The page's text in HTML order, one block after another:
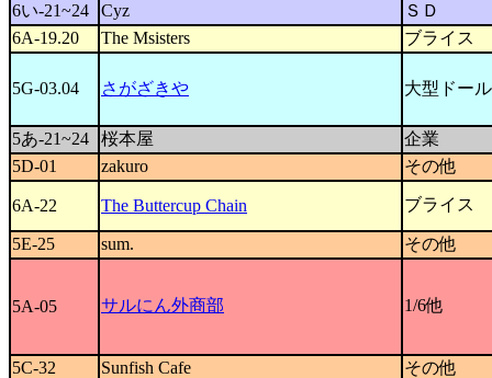
6い-21~24 Cyz
ＳＤ
6A-19.20
The Msisters ブライス
5G-03.04 さがざきや 大型ドール
5あ-21~24 桜本屋
企業
5D-01
zakuro その他
6A-22 The Buttercup Chain ブライス
5E-25 sum. その他
5A-05 サルにん外商部 1/6他
5C-32 Sunfish Cafe
その他